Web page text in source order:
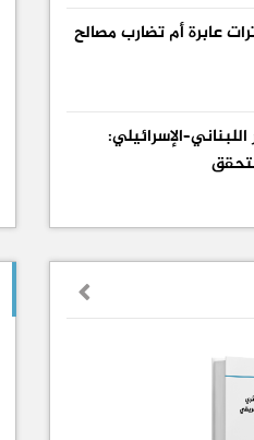
عابرة أم تضارب مصالح